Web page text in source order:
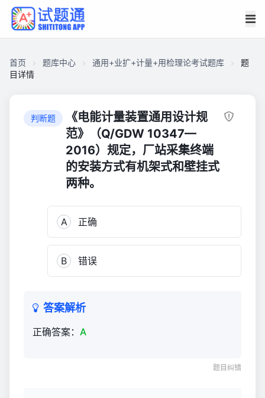
首页 题库中心 通用+业扩+计量+用检理论考试题库
题
目详情
判断题
《电能计量装置通用设计规
范》（Q/GDW 10347—
2016）规定，厂站采集终端
的安装方式有机架式和壁挂式
两种。
A 正确
B 错误
答案解析
正确答案： A
题目纠错